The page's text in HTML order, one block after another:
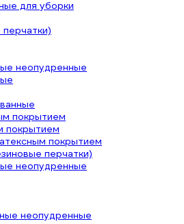
для уборки
неопудренные
покрытием
покрытием
покрытием
перчатки)
неопудренные
неопудренные